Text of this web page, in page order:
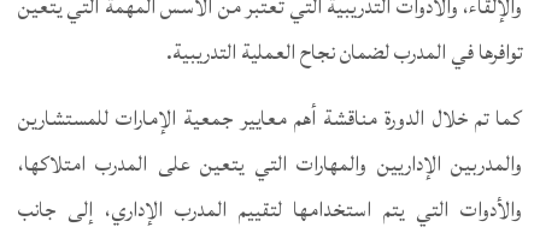
توافرها في المدرب لضمان نجاح العملية التدريبية.
كما تم خلال الدورة مناقشة أهم معايير جمعية الإمارات للمستشارين
والمدربين الإداريين والمهارات التي يتعين على المدرب امتلاكها،
والأدوات التي يتم استخدامها لتقييم المدرب الإداري، إلى جانب